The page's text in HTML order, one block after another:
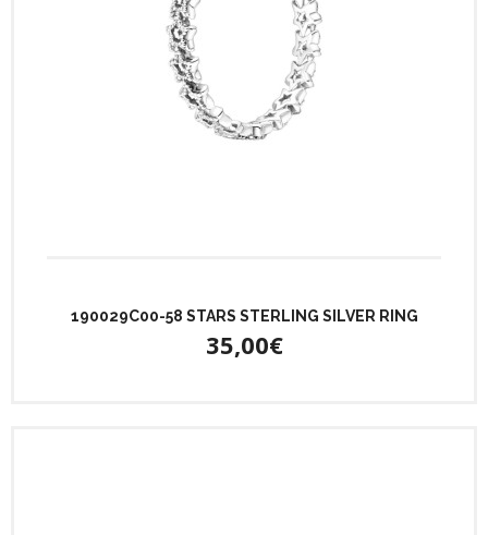
190029C00-58 STARS STERLING SILVER RING
35,00€